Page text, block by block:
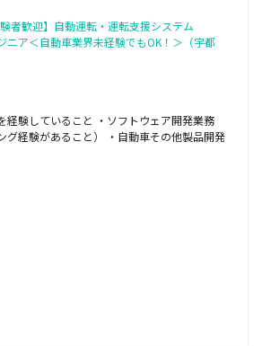
者歓迎】自動運転・運転支援システム
ニア＜自動車業界未経験でもOK！＞（宇都
経験していること ・ソフトウェア開発業務
グ経験があること） ・自動車その他製品開発